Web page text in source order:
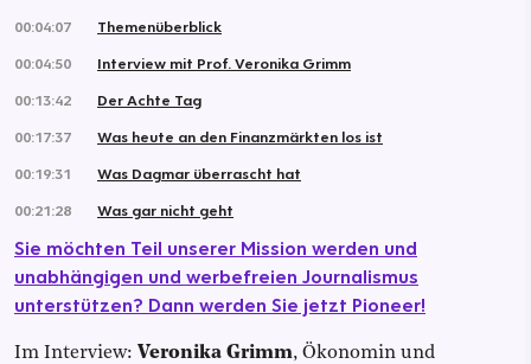
00:04:07
Themenüberblick
00:04:50
Interview mit Prof. Veronika Grimm
00:13:42
Der Achte Tag
00:17:37
Was heute an den Finanzmärkten los ist
00:19:31
Was Dagmar überrascht hat
00:21:28
Was gar nicht geht
Sie möchten Teil unserer Mission werden und
unabhängigen und werbefreien Journalismus
unterstützen? Dann werden Sie jetzt Pioneer!
Im Interview: Veronika Grimm, Ökonomin und